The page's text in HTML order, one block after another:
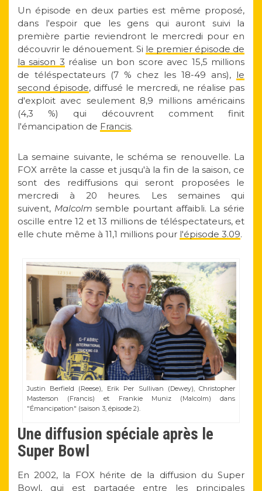
Un épisode en deux parties est même proposé,
dans l'espoir que les gens qui auront suivi la
première partie reviendront le mercredi pour en
découvrir le dénouement. Si le premier épisode de
la saison 3 réalise un bon score avec 15,5 millions
de téléspectateurs (7 % chez les 18-49 ans), le
second épisode, diffusé le mercredi, ne réalise pas
d'exploit avec seulement 8,9 millions américains
(4,3 %) qui découvrent comment finit
l'émancipation de Francis.
La semaine suivante, le schéma se renouvelle. La
FOX arrête la casse et jusqu'à la fin de la saison, ce
sont des rediffusions qui seront proposées le
mercredi à 20 heures. Les semaines qui
suivent, Malcolm semble pourtant affaibli. La série
oscille entre 12 et 13 millions de téléspectateurs, et
elle chute même à 11,1 millions pour l'épisode 3.09.
Justin Berfield (Reese), Erik Per Sullivan (Dewey), Christopher
Masterson (Francis) et Frankie Muniz (Malcolm) dans
"Émancipation" (saison 3, épisode 2).
Une diffusion spéciale après le
Super Bowl
En 2002, la FOX hérite de la diffusion du Super
Bowl, qui est partagée entre les principales